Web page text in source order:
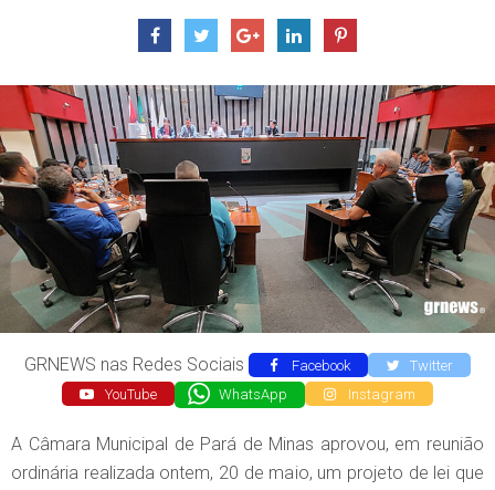
GRNEWS nas Redes Sociais Facebook
Twitter
YouTube
WhatsApp Instagram
A Câmara Municipal de Pará de Minas aprovou, em reunião
ordinária realizada ontem, 20 de maio, um projeto de lei que